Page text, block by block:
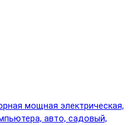
мощная электрическая,
авто, садовый,